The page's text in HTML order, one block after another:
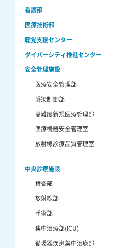
看護部
医療技術部
聴覚支援センター
ダイバーシティ推進センター
安全管理施設
医療安全管理部
感染制御部
高難度新規医療管理部
医療機器安全管理室
放射線診療品質管理室
中央診療施設
検査部
放射線部
手術部
集中治療部(ICU)
循環器疾患集中治療部